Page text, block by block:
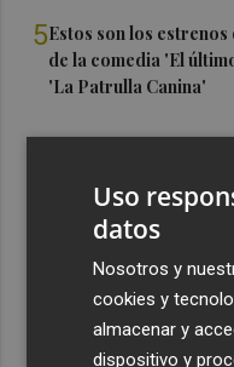
5Estos son los
de la comedia 'El
'La Patrulla Canina'
Uso
datos
Nosotros y
cookies y
almacenar y
dispositivo y